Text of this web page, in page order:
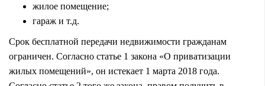
жилое помещение;
гараж и т.д.
Срок бесплатной передачи недвижимости гражданам
ограничен. Согласно статье 1 закона «О приватизации
жилых помещений», он истекает 1 марта 2018 года.